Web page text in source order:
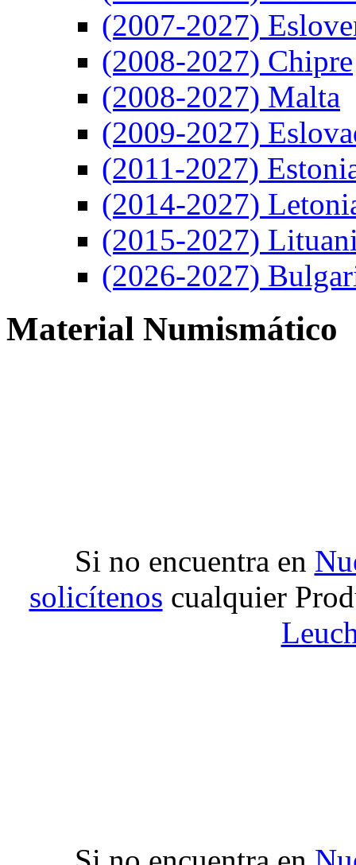
(2007-2027)
(2008-2027) Chipre
(2008-2027) Malta
(2009-2027)
(2011-2027)
(2014-2027)
(2015-2027)
(2026-2027)
Material Numismático
Si no encuentra en
solicítenos cualquier